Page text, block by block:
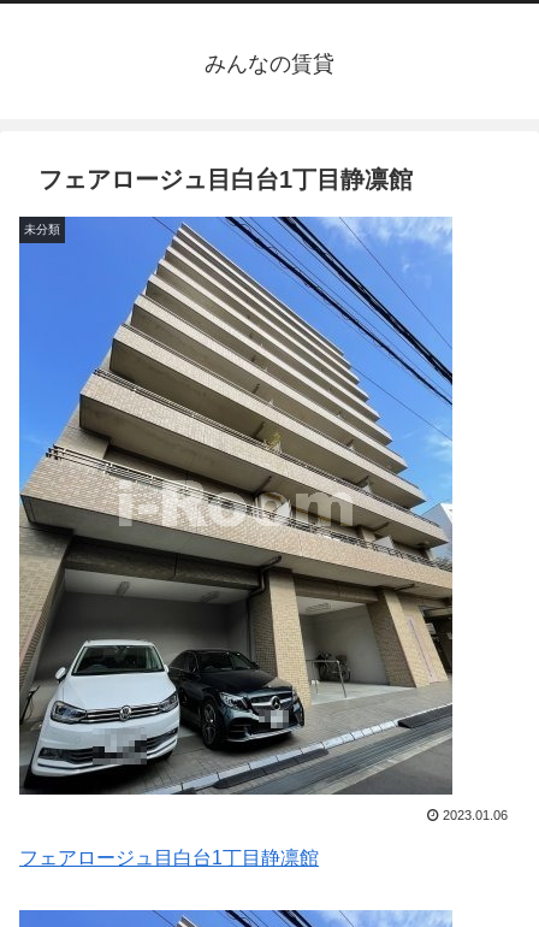
みんなの賃貸
フェアロージュ目白台1丁目静凛館
未分類
2023.01.06
フェアロージュ目白台1丁目静凛館